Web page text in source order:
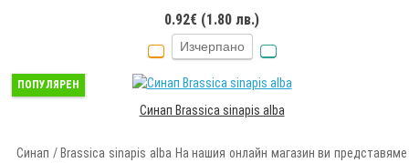
0.92€ (1.80 лв.)
Изчерпано
ПОПУЛЯРЕН
Синап Brassica sinapis alba
Синап / Brassica sinapis alba На нашия онлайн магазин ви представяме